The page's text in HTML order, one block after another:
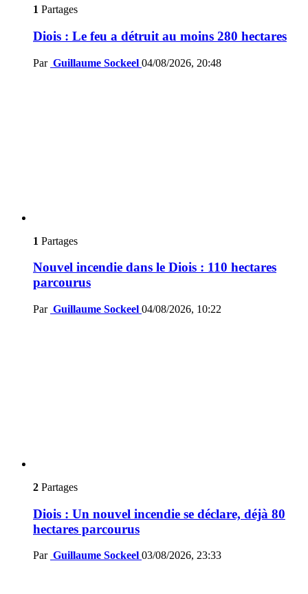
1 Partages
Diois : Le feu a détruit au moins 280 hectares
Par Guillaume Sockeel 04/08/2026, 20:48
1 Partages
Nouvel incendie dans le Diois : 110 hectares
parcourus
Par Guillaume Sockeel 04/08/2026, 10:22
2 Partages
Diois : Un nouvel incendie se déclare, déjà 80
hectares parcourus
Par Guillaume Sockeel 03/08/2026, 23:33